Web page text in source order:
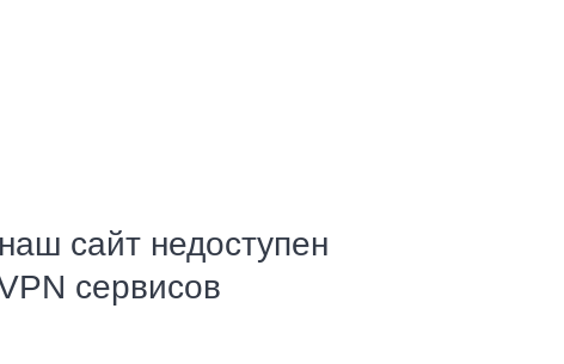
сайт недоступен
сервисов